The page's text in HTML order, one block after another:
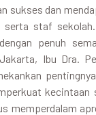
sukses dan
serta staf
penuh
Ibu Dra.
kecintaan
memperdalam